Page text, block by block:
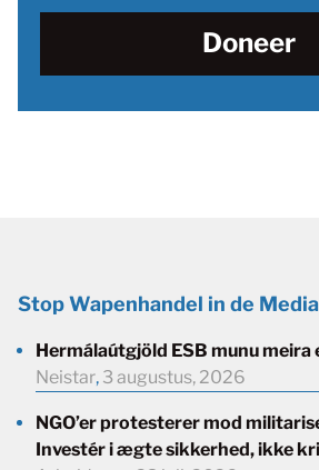
Doneer
Stop Wapenhandel in de Media
Hermálaútgjöld ESB munu
Neistar, 3 augustus, 2026
NGO’er protesterer mod
Investér i ægte sikkerhed, ikke